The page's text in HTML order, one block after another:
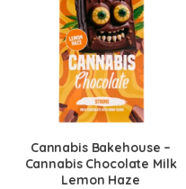
Cannabis Bakehouse –
Cannabis Chocolate Milk
Lemon Haze